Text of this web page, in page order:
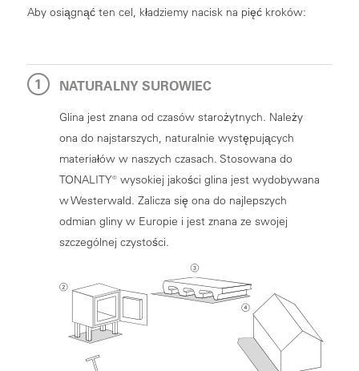
Aby osiągnąć ten cel, kładziemy nacisk na pięć kroków:
NATURALNY SUROWIEC
Glina jest znana od czasów starożytnych. Należy
ona do najstarszych, naturalnie występujących
materiałów w naszych czasach. Stosowana do
TONALITY® wysokiej jakości glina jest wydobywana
w Westerwald. Zalicza się ona do najlepszych
odmian gliny w Europie i jest znana ze swojej
szczególnej czystości.